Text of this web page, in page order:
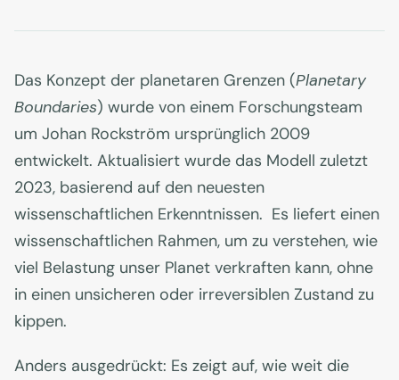
Das Konzept der planetaren Grenzen (Planetary
Boundaries) wurde von einem Forschungsteam
um Johan Rockström ursprünglich 2009
entwickelt. Aktualisiert wurde das Modell zuletzt
2023, basierend auf den neuesten
wissenschaftlichen Erkenntnissen. Es liefert einen
wissenschaftlichen Rahmen, um zu verstehen, wie
viel Belastung unser Planet verkraften kann, ohne
in einen unsicheren oder irreversiblen Zustand zu
kippen.
Anders ausgedrückt: Es zeigt auf, wie weit die